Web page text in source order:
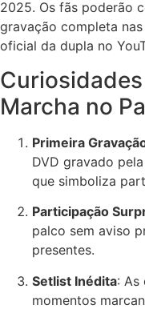
2025. Os fãs poderão
gravação completa
oficial da dupla no
Marcha no
Primeira
DVD gravado
que simboliza
Participação
palco sem aviso
presentes.
Setlist Inédita: As
momentos